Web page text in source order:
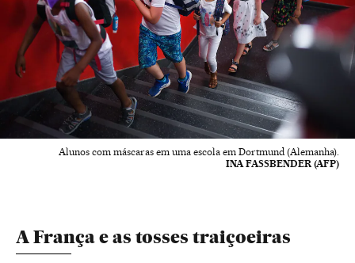
Alunos com máscaras em uma escola em Dortmund (Alemanha).
INA FASSBENDER (AFP)
A França e as tosses traiçoeiras